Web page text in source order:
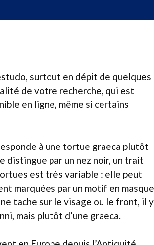
surtout en dépit de quelques
de votre recherche, qui est
en ligne, même si certains
à une tortue graeca plutôt
distingue par un nez noir, un trait
est très variable : elle peut
marquées par un motif en masque
tache sur le visage ou le front, il y
mais plutôt d’une graeca.